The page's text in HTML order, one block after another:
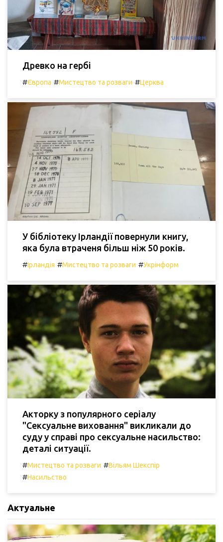
Древко на гербі
#Європа #Мистецтво та розваги #Церква
У бібліотеку Ірландії повернули книгу,
яка була втраченя більш ніж 50 років.
#Ірландія #Мистецтво та розваги #Укрінформ
Акторку з популярного серіалу
"Сексуальне виховання" викликали до
суду у справі про сексуальне насильство:
деталі ситуації.
#Мистецтво та розваги #Вільям Шекспір
#Насильство
Актуальне